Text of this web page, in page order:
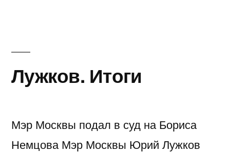
Лужков. Итоги
Мэр Москвы подал в суд на Бориса
Немцова Мэр Москвы Юрий Лужков